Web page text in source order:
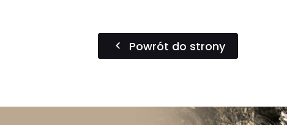
Powrót do strony